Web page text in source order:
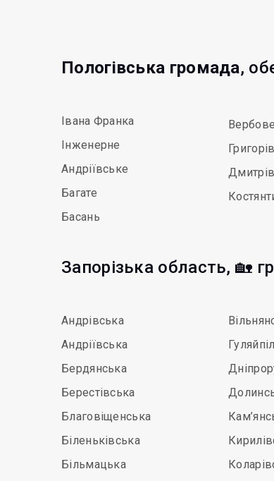
Пологівська громада,
Івана Франка
Інженерне
Андріївське
Багате
Басань
Вербове
Запорізька область, 🏡
Андрівська
Андріївська
Бердянська
Берестівська
Благовіщенська
Біленьківська
Більмацька